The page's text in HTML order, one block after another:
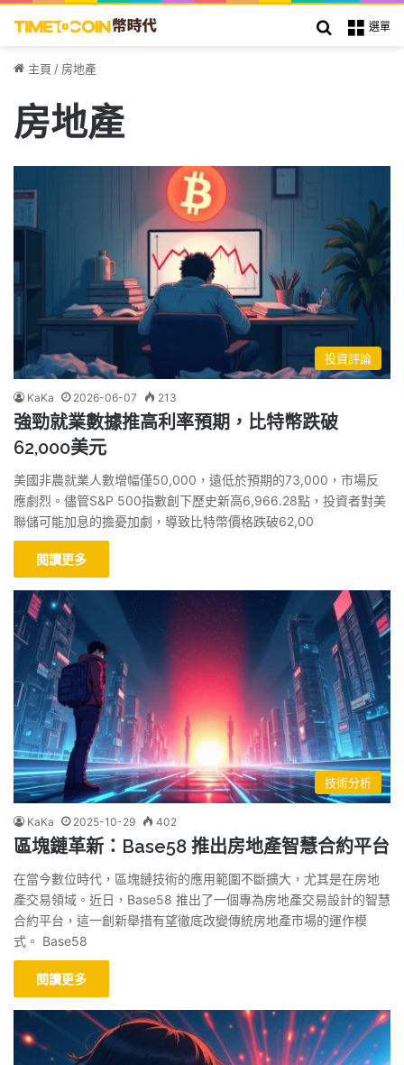
選單
搜索
主頁 / 房地產
房地產
投資評論
KaKa 2026-06-07 213
強勁就業數據推高利率預期，比特幣跌破
62,000美元
美國非農就業人數增幅僅50,000，遠低於預期的73,000，市場反
應劇烈。儘管S&P 500指數創下歷史新高6,966.28點，投資者對美
聯儲可能加息的擔憂加劇，導致比特幣價格跌破62,00
閱讀更多
技術分析
KaKa 2025-10-29 402
區塊鏈革新：Base58 推出房地產智慧合約平台
在當今數位時代，區塊鏈技術的應用範圍不斷擴大，尤其是在房地
產交易領域。近日，Base58 推出了一個專為房地產交易設計的智慧
合約平台，這一創新舉措有望徹底改變傳統房地產市場的運作模
式。 Base58
閱讀更多